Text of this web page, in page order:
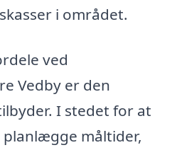
i området.
ved
Vedby er den
I stedet for at
måltider,